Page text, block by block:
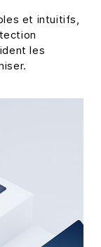
et intuitifs,
les